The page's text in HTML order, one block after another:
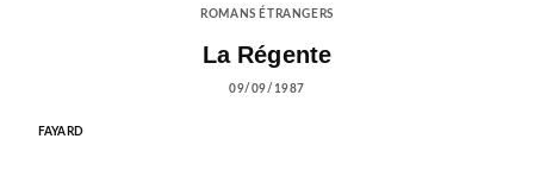
ROMANS ÉTRANGERS
La Régente
09/09/1987
FAYARD